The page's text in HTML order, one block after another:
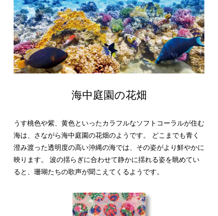
海中庭園の花畑
うす桃色や紫、黄色といったカラフルなソフトコーラルが住む
海は、さながら海中庭園の花畑のようです。 どこまでも青く
澄み渡った透明度の高い沖縄の海では、その姿がより鮮やかに
映ります。 波の揺らぎに合わせて静かに揺れる姿を眺めてい
ると、珊瑚たちの歌声が聞こえてくるようです。